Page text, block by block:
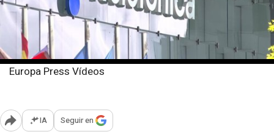
Europa Press Vídeos
Abrir opciones para compartir
IA Seguir en